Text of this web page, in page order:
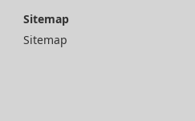
Sitemap
Sitemap